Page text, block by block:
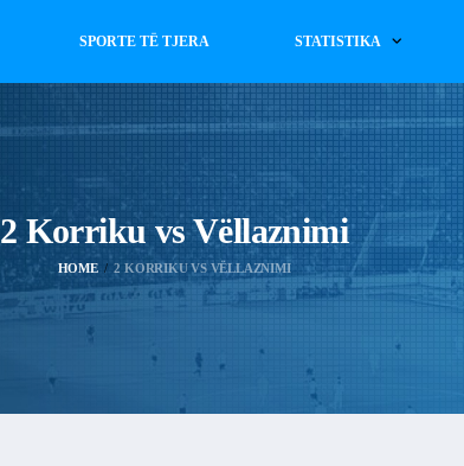
SPORTE TË TJERA STATISTIKA
2 Korriku vs Vëllaznimi
HOME 2 KORRIKU VS VËLLAZNIMI